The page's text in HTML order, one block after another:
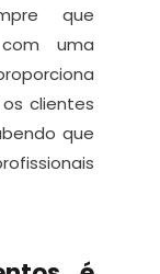
que
uma
clientes
que